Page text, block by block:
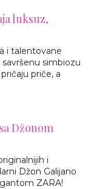
luksuz,
i talentovane
savršenu simbiozu
priče, a
Džonom
i
Džon Galijano
ZARA!